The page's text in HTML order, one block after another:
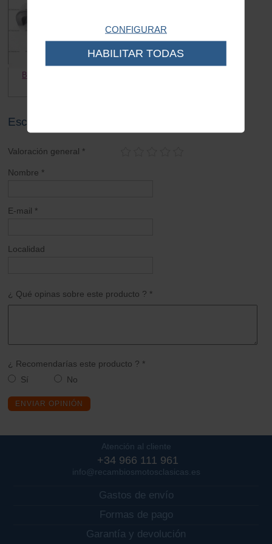
Bridas caballete Vespa 125
Escribe tu opinión sobre este artículo
Valoración general *
Nombre *
E-mail *
Localidad
¿ Qué opinas sobre este producto ? *
¿ Recomendarías este producto ? *
Sí
No
ENVIAR OPINIÓN
Atención al cliente
+34 966 111 961
info@recambiosmotosclasicas.es
Gastos de envío
Formas de pago
Garantía y devolución
CONFIGURAR
HABILITAR TODAS